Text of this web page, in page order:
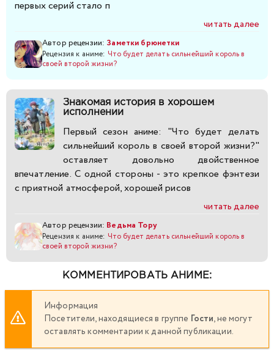
первых серий стало п
читать далее
Автор рецензии: Заметки брюнетки
Рецензия к аниме: Что будет делать сильнейший король в
своей второй жизни?
Знакомая история в хорошем
исполнении
Первый сезон аниме: "Что будет делать
сильнейший король в своей второй жизни?"
оставляет довольно двойственное
впечатление. С одной стороны - это крепкое фэнтези
с приятной атмосферой, хорошей рисов
читать далее
Автор рецензии: Ведьма Тору
Рецензия к аниме: Что будет делать сильнейший король в
своей второй жизни?
КОММЕНТИРОВАТЬ АНИМЕ:
Информация
Посетители, находящиеся в группе Гости, не могут
оставлять комментарии к данной публикации.